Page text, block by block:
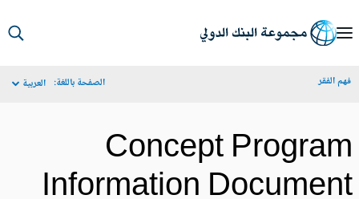
الفقر الصفحة باللغة: العربية
Concept
Information